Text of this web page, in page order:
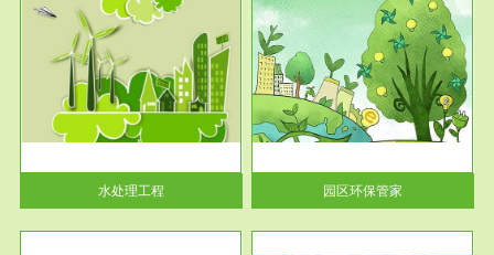
水处理工程
服务范围
园区环保管家
2016 年 4 月，环保部下发《关
于积极发挥环境保护作用促进供
给侧结...
园区环保管家